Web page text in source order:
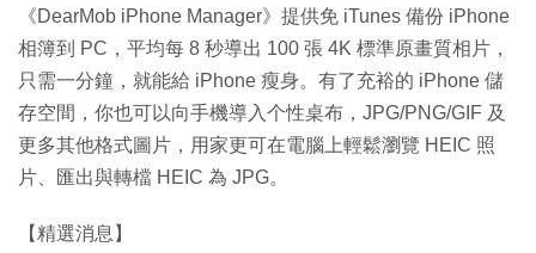
《DearMob iPhone Manager》提供免 iTunes 備份 iPhone
相簿到 PC，平均每 8 秒導出 100 張 4K 標準原畫質相片，
只需一分鐘，就能給 iPhone 瘦身。有了充裕的 iPhone 儲
存空間，你也可以向手機導入个性桌布，JPG/PNG/GIF 及
更多其他格式圖片，用家更可在電腦上輕鬆瀏覽 HEIC 照
片、匯出與轉檔 HEIC 為 JPG。
【精選消息】